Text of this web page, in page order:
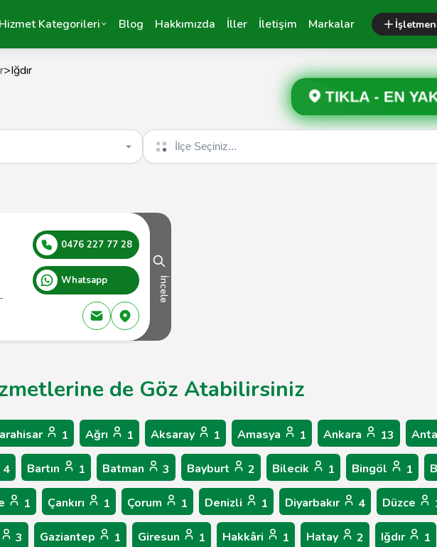
Hizmet Kategorileri Blog Hakkımızda İller İletişim Markalar
>Iğdır
TIKLA - EN
İlçe seçin
0476 227 77 28
Whatsapp İncele
de Göz Atabilirsiniz
1 Ağrı 1 Aksaray 1 Amasya 1 Ankara 13
4 Bartın 1 Batman 3 Bayburt 2 Bilecik 1 Bingöl 1
1 Çankırı 1 Çorum 1 Denizli 1 Diyarbakır 4 Düzce
3 Gaziantep 1 Giresun 1 Hakkâri 1 Hatay 2 Iğdır 1